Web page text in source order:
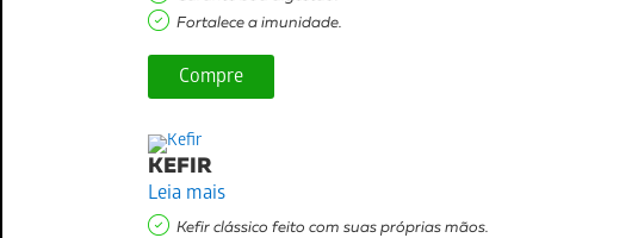
Fortalece a imunidade.
Compre
KEFIR
Leia mais
Kefir clássico feito com suas próprias mãos.